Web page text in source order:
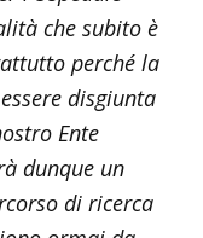
che subito è
perché la
disgiunta
Ente
dunque un
di ricerca